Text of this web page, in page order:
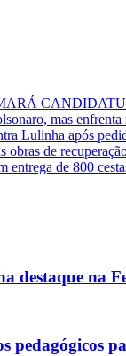
mas
Lulinha após
obras de
entrega de 800
destaque na
pedagógicos